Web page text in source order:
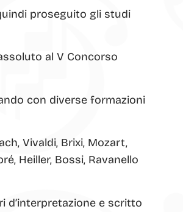
proseguito gli studi
al V Concorso
con diverse formazioni
Vivaldi, Brixi, Mozart,
Heiller, Bossi, Ravanello
d’interpretazione e scritto